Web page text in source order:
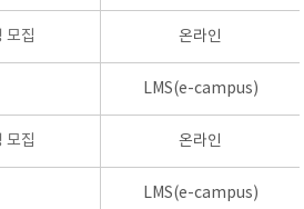
모집 온라인
LMS(e-campus)
모집 온라인
LMS(e-campus)